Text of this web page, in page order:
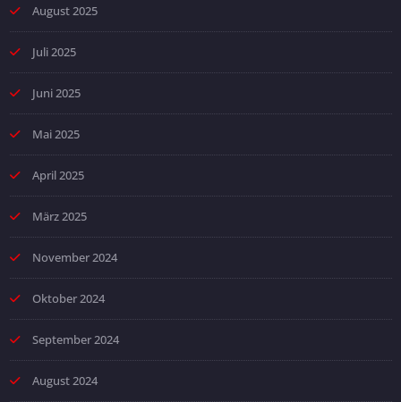
August 2025
Juli 2025
Juni 2025
Mai 2025
April 2025
März 2025
November 2024
Oktober 2024
September 2024
August 2024